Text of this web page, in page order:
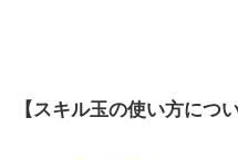
【スキル玉の使い方につい